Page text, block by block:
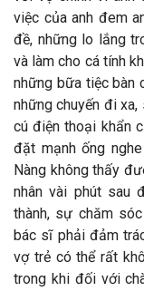
việc của anh đem
đề, những lo lắng
và làm cho cá tính
những bữa tiệc bàn
những chuyến đi
cú điện thoại khẩn
đặt mạnh ống
Nàng không thấy
nhân vài phút sau
thành, sự chăm
bác sĩ phải đảm
vợ trẻ có thể rất
trong khi đối với